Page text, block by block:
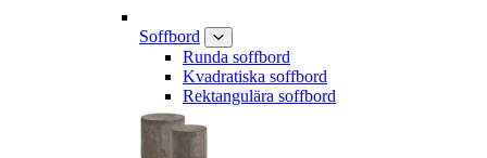
Soffbord
Runda soffbord
Kvadratiska soffbord
Rektangulära soffbord